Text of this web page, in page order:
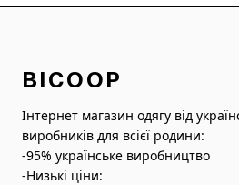
BICOOP
Інтернет магазин одягу від
виробників для всієї родини:
-95% українське виробництво
-Низькі ціни: